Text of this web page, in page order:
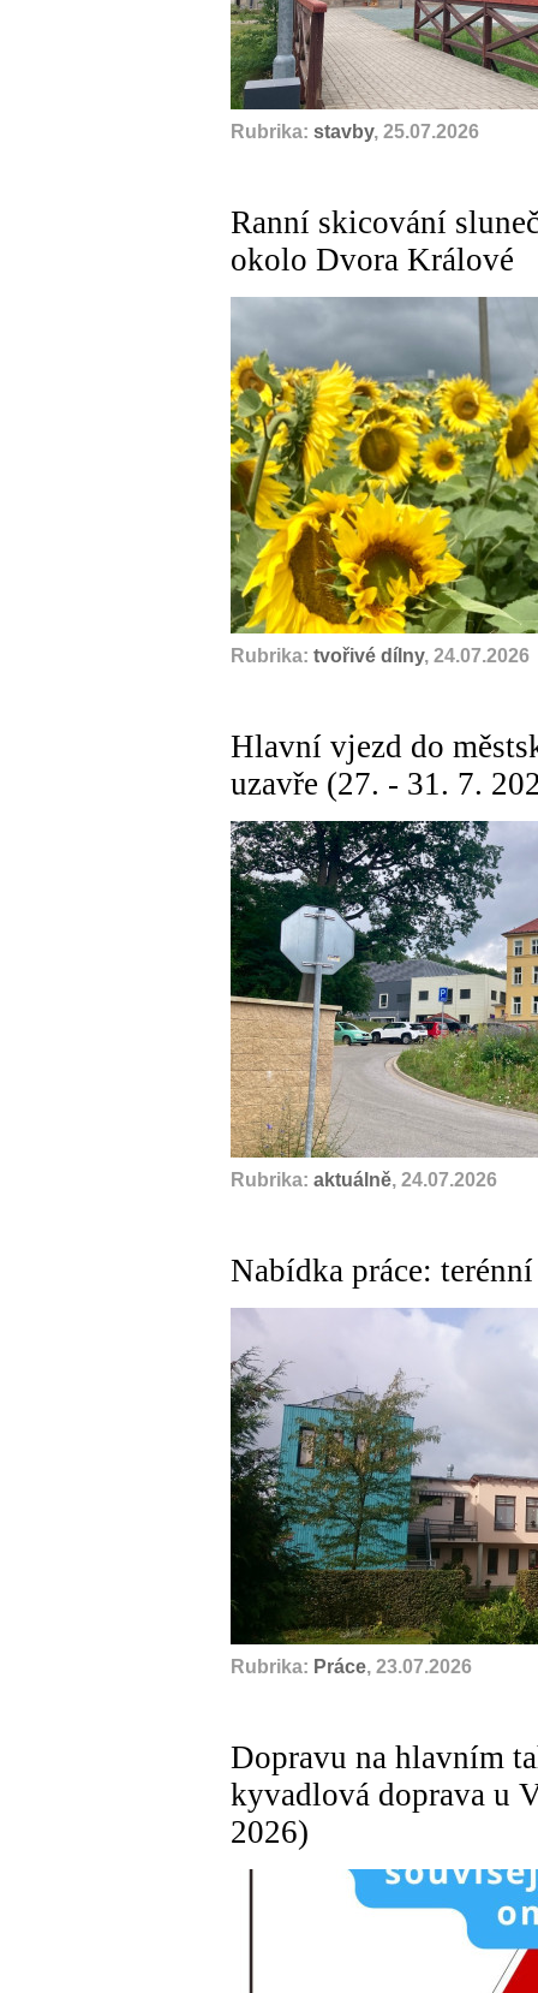
Rubrika: stavby, 25.07.2026
Ranní skicování
okolo Dvora Králové
Rubrika: tvořivé dílny, 24.07.2026
Hlavní vjezd do
uzavře (27. - 31. 7.
Rubrika: aktuálně, 24.07.2026
Nabídka práce:
Rubrika: Práce, 23.07.2026
Dopravu na hlavním
kyvadlová doprava u
2026)